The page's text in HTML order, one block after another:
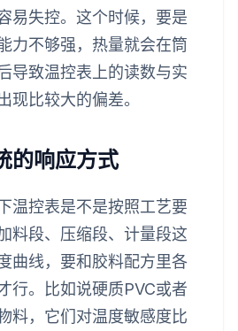
易失控。这个时候，要是
力不够强，热量就会在筒
导致温控表上的读数与实
现比较大的偏差。
的响应方式
温控表是不是按照工艺要
料段、压缩段、计量段这
曲线，要和胶料配方里各
行。比如说硬质PVC或者
料，它们对温度敏感度比